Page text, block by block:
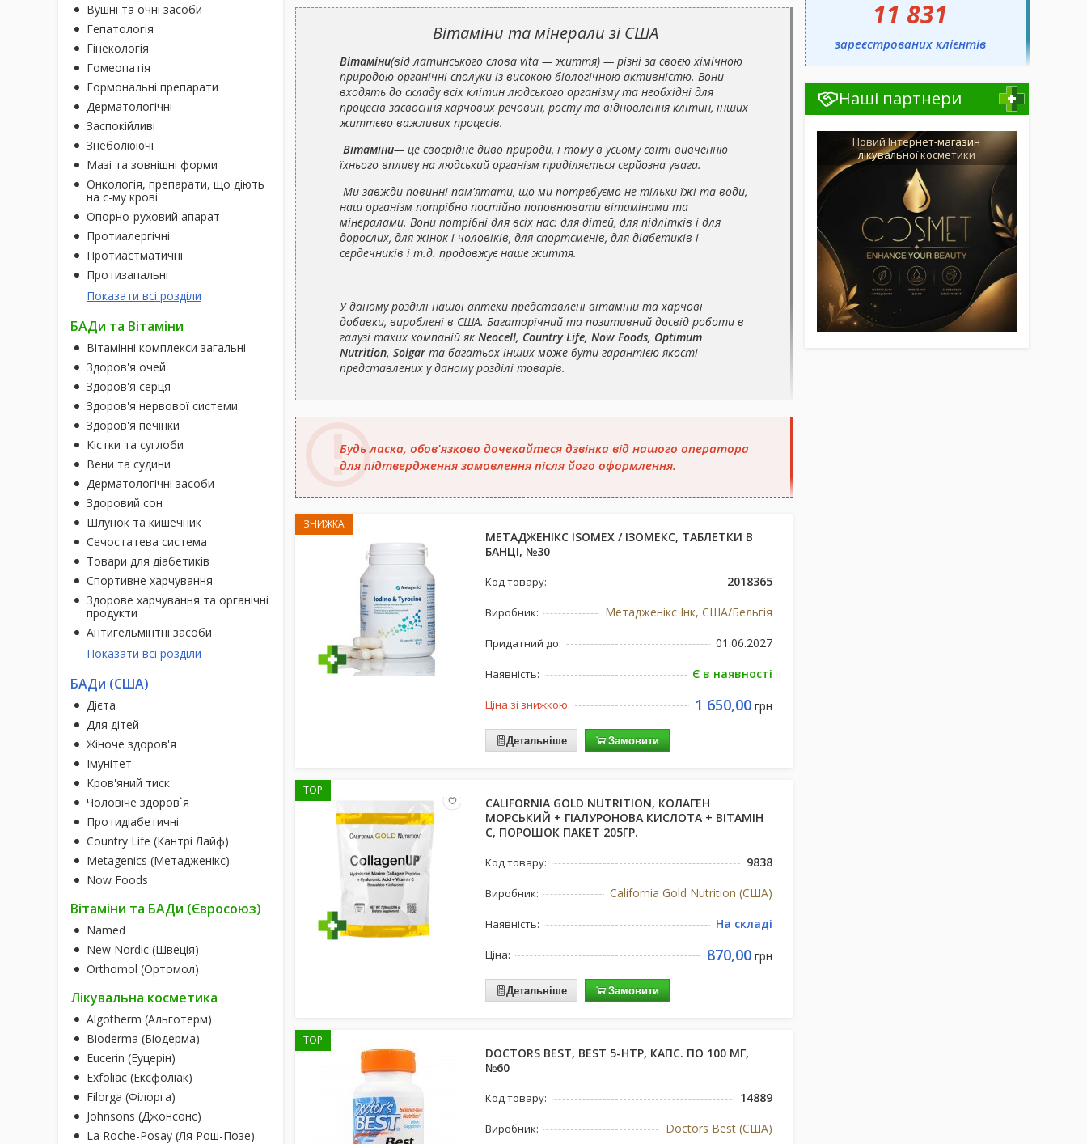
Вушні та очні засоби
Гепатологія
Гінекологія
Гомеопатія
Гормональні препарати
Дерматологічні
Заспокійливі
Знеболюючі
Мазі та зовнішні форми
Онкологія, препарати, що діють
на с-му крові
Опорно-руховий апарат
Протиалергічні
Протиастматичні
Протизапальні
Показати всі розділи
БАДи та Вітаміни
Вітамінні комплекси загальні
Здоров'я очей
Здоров'я серця
Здоров'я нервової системи
Здоров'я печінки
Кістки та суглоби
Вени та судини
Дерматологічні засоби
Здоровий сон
Шлунок та кишечник
Сечостатева система
Товари для діабетиків
Спортивне харчування
Здорове харчування та органічні
продукти
Антигельмінтні засоби
Показати всі розділи
БАДи (США)
Дієта
Для дітей
Жіноче здоров'я
Імунітет
Кров'яний тиск
Чоловіче здоров`я
Протидіабетичні
Country Life (Кантрі Лайф)
Metagenics (Метадженікс)
Now Foods
Вітаміни та БАДи (Євросоюз)
Named
New Nordic (Швеція)
Orthomol (Ортомол)
Лікувальна косметика
Algotherm (Альготерм)
Bioderma (Біодерма)
Eucerin (Еуцерін)
Exfoliac (Ексфоліак)
Filorga (Філорга)
Johnsons (Джонсонс)
La Roche-Posay (Ля Рош-Позе)
Вітаміни та мінерали зі США
Вітаміни(від латинського слова vita — життя) — різні за своєю хімічною
природою органічні сполуки із високою біологічною активністю. Вони
входять до складу всіх клітин людського організму та необхідні для
процесів засвоєння харчових речовин, росту та відновлення клітин, інших
життєво важливих процесів.
Вітаміни— це своєрідне диво природи, і тому в усьому світі вивченню
їхнього впливу на людський організм приділяється серйозна увага.
Ми завжди повинні пам'ятати, що ми потребуємо не тільки їжі та води,
наш організм потрібно постійно поповнювати вітамінами та
мінералами. Вони потрібні для всіх нас: для дітей, для підлітків і для
дорослих, для жінок і чоловіків, для спортсменів, для діабетиків і
сердечників і т.д. продовжує наше життя.
У даному розділі нашої аптеки представлені вітаміни та харчові
добавки, вироблені в США. Багаторічний та позитивний досвід роботи в
галузі таких компаній як Neocell, Country Life, Now Foods, Optimum
Nutrition, Solgarта багатьох інших може бути гарантією якості
представлених у даному розділі товарів.
Будь ласка, обов'язково дочекайтеся дзвінка від нашого оператора
для підтвердження замовлення після його оформлення.
МЕТАДЖЕНІКС ISOMEX / ІЗОМЕКС, ТАБЛЕТКИ В
БАНЦІ, №30
Код товару: 2018365
Виробник: Метадженікс Інк, США/Бельгія
Придатний до: 01.06.2027
Наявність: Є в наявності
Ціна зі знижкою: 1 650,00грн
Детальніше Замовити
ЗНИЖКА
CALIFORNIA GOLD NUTRITION, КОЛАГЕН
МОРСЬКИЙ + ГІАЛУРОНОВА КИСЛОТА + ВІТАМІН
С, ПОРОШОК ПАКЕТ 205ГР.
Код товару: 9838
Виробник: California Gold Nutrition (США)
Наявність: На складі
Ціна: 870,00грн
Детальніше Замовити
TOP
DOCTORS BEST, BEST 5-HTP, КАПС. ПО 100 МГ,
№60
Код товару: 14889
Виробник: Doctors Best (США)
TOP
11 831
зареєстрованих клієнтів
Наші партнери
Новий Інтернет-магазин
лікувальної косметики